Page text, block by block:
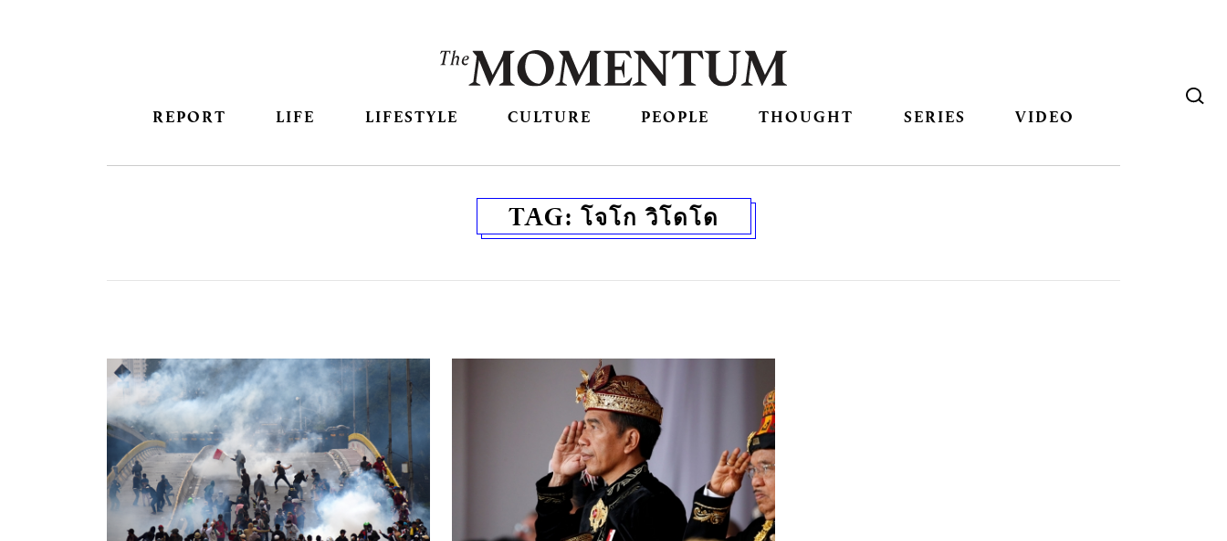
REPORT LIFE LIFESTYLE CULTURE PEOPLE THOUGHT SERIES VIDEO
TAG: โจโก วิโดโด